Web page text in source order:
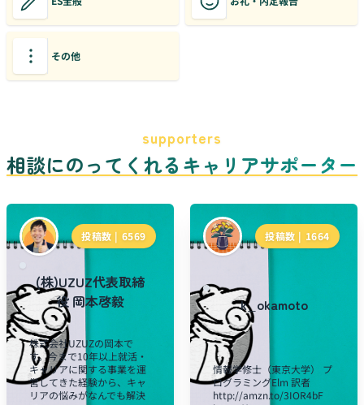
その他
supporters
相談にのってくれるキャリアサポーター
投稿数 | 6569
(株)UZUZ代表取締
役 岡本啓毅
株式会社UZUZの岡本で
す。今まで10年以上就活・
キャリアに関する事業を運
営してきた経験から、キャ
リアの悩みがなんでも解決
投稿数 | 1664
k_okamoto
情報学修士（東京大学） プ
ログラミングElm 訳者
http://amzn.to/3IOR4bF